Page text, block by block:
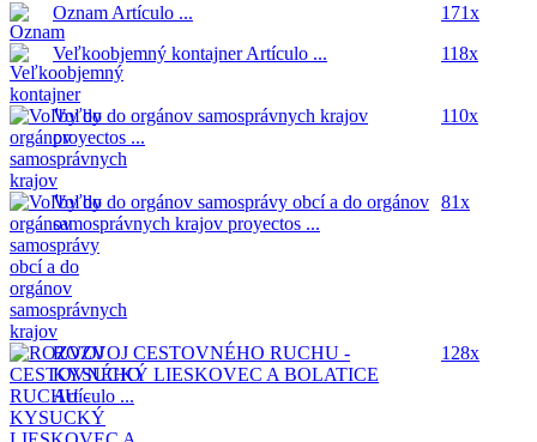
Oznam Artículo ...
171x
Veľkoobjemný kontajnerArtículo ... 118x
Voľby do orgánov samosprávnych krajov
proyectos ...
110x
Voľby do orgánov samosprávy obcí a do orgánov
samosprávnych krajov proyectos ...
81x
ROZVOJ CESTOVNÉHO RUCHU -
KYSUCKÝ LIESKOVEC A BOLATICE
Artículo ...
128x